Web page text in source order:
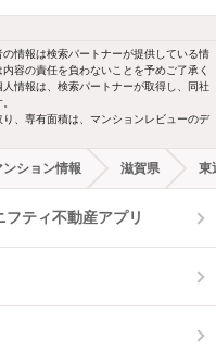
情報は検索パートナーが提供している情
容の責任を負わないことを予めご了承く
情報は、検索パートナーが取得し、同社
、専有面積は、マンションレビューのデ
ンション情報 滋賀県 東
フティ不動産アプリ